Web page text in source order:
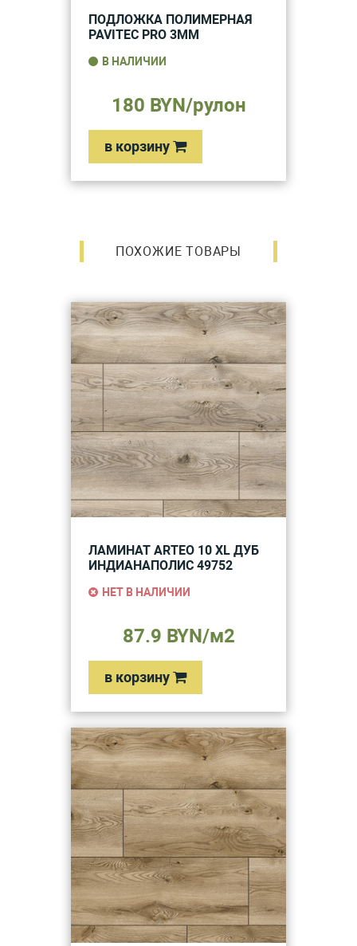
ПОДЛОЖКА ПОЛИМЕРНАЯ
PAVITEC PRO 3ММ
В НАЛИЧИИ
180 BYN/рулон
в корзину
ПОХОЖИЕ ТОВАРЫ
ЛАМИНАТ ARTEO 10 XL ДУБ
ИНДИАНАПОЛИС 49752
НЕТ В НАЛИЧИИ
87.9 BYN/м2
в корзину